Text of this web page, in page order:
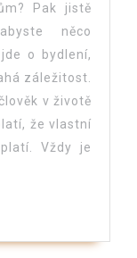
Pak jistě
něco
o bydlení,
záležitost.
v životě
že vlastní
Vždy je